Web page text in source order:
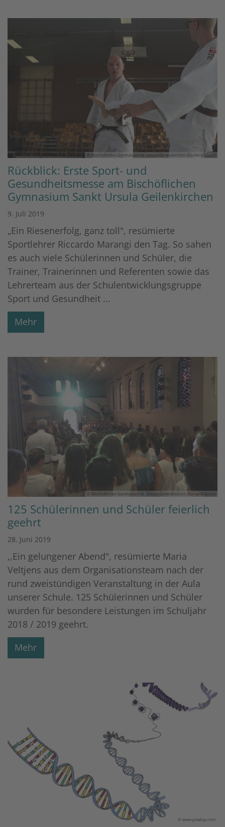
© Bischöfliches Gymnasium St. Ursula Geilenkirchen (Dominik Esser)
Rückblick: Erste Sport- und
Gesundheitsmesse am Bischöflichen
Gymnasium Sankt Ursula Geilenkirchen
9. Juli 2019
„Ein Riesenerfolg, ganz toll", resümierte
Sportlehrer Riccardo Marangi den Tag. So sahen
es auch viele Schülerinnen und Schüler, die
Trainer, Trainerinnen und Referenten sowie das
Lehrerteam aus der Schulentwicklungsgruppe
Sport und Gesundheit ...
Mehr
© Bischöfliches Gymnasium St. Ursula Geilenkirchen (Dominik Esser)
125 Schülerinnen und Schüler feierlich
geehrt
28. Juni 2019
,,Ein gelungener Abend", resümierte Maria
Veltjens aus dem Organisationsteam nach der
rund zweistündigen Veranstaltung in der Aula
unserer Schule. 125 Schülerinnen und Schüler
wurden für besondere Leistungen im Schuljahr
2018 / 2019 geehrt.
Mehr
© www.pixabay.com